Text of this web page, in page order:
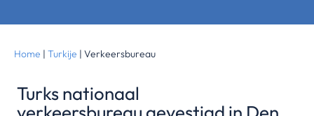
Home | Turkije | Verkeersbureau
Turks nationaal